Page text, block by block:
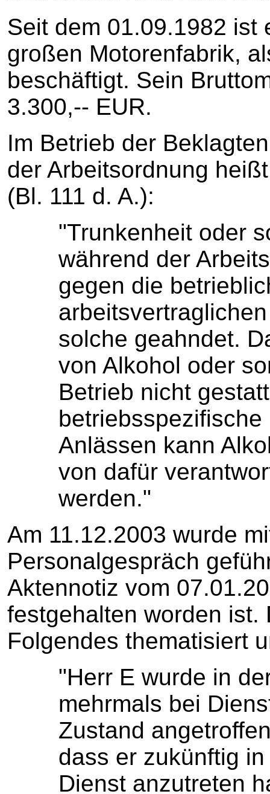
Seit dem 01.09.1982 ist
großen Motorenfabrik,
beschäftigt. Sein
3.300,-- EUR.
Im Betrieb der
der Arbeitsordnung
(Bl. 111 d. A.):
"Trunkenheit oder
während der
gegen die
solche geahndet.
von Alkohol oder
Betrieb nicht
Anlässen kann
von dafür
werden."
Am 11.12.2003 wurde
Personalgespräch
Aktennotiz vom
festgehalten worden ist.
Folgendes thematisiert
"Herr E wurde in
mehrmals bei
Zustand
dass er zukünftig
Dienst anzutreten